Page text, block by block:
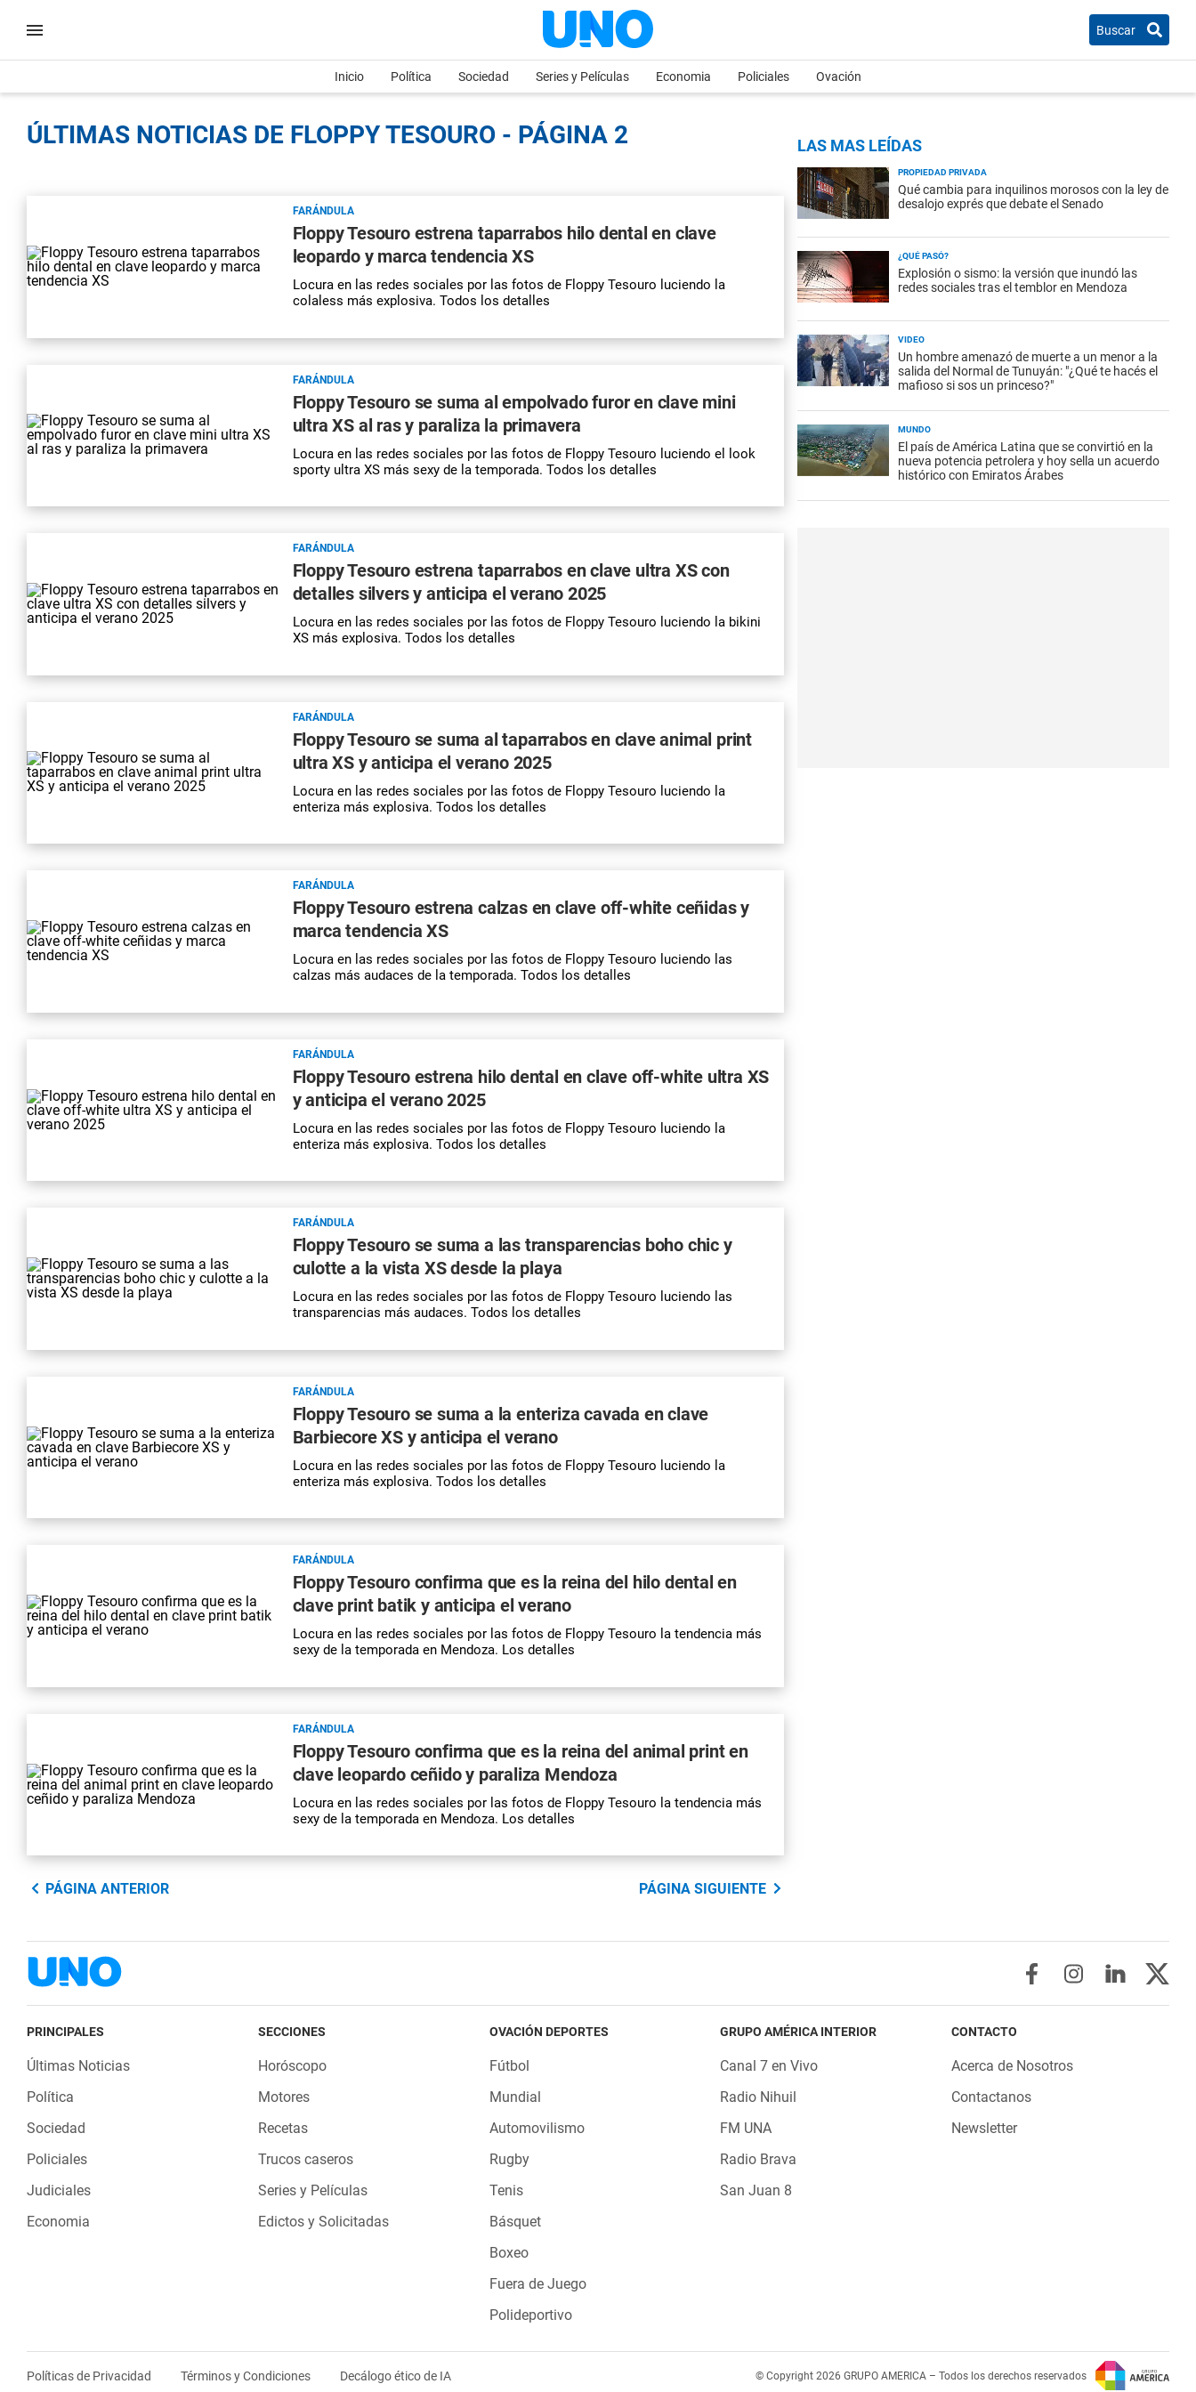
Buscar
Inicio Política Sociedad Series y Películas Economia Policiales Ovación
ÚLTIMAS NOTICIAS DE FLOPPY TESOURO - PÁGINA 2
FARÁNDULA
Floppy Tesouro estrena taparrabos hilo dental en clave
leopardo y marca tendencia XS
Locura en las redes sociales por las fotos de Floppy Tesouro luciendo la
colaless más explosiva. Todos los detalles
FARÁNDULA
Floppy Tesouro se suma al empolvado furor en clave mini
ultra XS al ras y paraliza la primavera
Locura en las redes sociales por las fotos de Floppy Tesouro luciendo el look
sporty ultra XS más sexy de la temporada. Todos los detalles
FARÁNDULA
Floppy Tesouro estrena taparrabos en clave ultra XS con
detalles silvers y anticipa el verano 2025
Locura en las redes sociales por las fotos de Floppy Tesouro luciendo la bikini
XS más explosiva. Todos los detalles
FARÁNDULA
Floppy Tesouro se suma al taparrabos en clave animal print
ultra XS y anticipa el verano 2025
Locura en las redes sociales por las fotos de Floppy Tesouro luciendo la
enteriza más explosiva. Todos los detalles
FARÁNDULA
Floppy Tesouro estrena calzas en clave off-white ceñidas y
marca tendencia XS
Locura en las redes sociales por las fotos de Floppy Tesouro luciendo las
calzas más audaces de la temporada. Todos los detalles
FARÁNDULA
Floppy Tesouro estrena hilo dental en clave off-white ultra XS
y anticipa el verano 2025
Locura en las redes sociales por las fotos de Floppy Tesouro luciendo la
enteriza más explosiva. Todos los detalles
FARÁNDULA
Floppy Tesouro se suma a las transparencias boho chic y
culotte a la vista XS desde la playa
Locura en las redes sociales por las fotos de Floppy Tesouro luciendo las
transparencias más audaces. Todos los detalles
FARÁNDULA
Floppy Tesouro se suma a la enteriza cavada en clave
Barbiecore XS y anticipa el verano
Locura en las redes sociales por las fotos de Floppy Tesouro luciendo la
enteriza más explosiva. Todos los detalles
FARÁNDULA
Floppy Tesouro confirma que es la reina del hilo dental en
clave print batik y anticipa el verano
Locura en las redes sociales por las fotos de Floppy Tesouro la tendencia más
sexy de la temporada en Mendoza. Los detalles
FARÁNDULA
Floppy Tesouro confirma que es la reina del animal print en
clave leopardo ceñido y paraliza Mendoza
Locura en las redes sociales por las fotos de Floppy Tesouro la tendencia más
sexy de la temporada en Mendoza. Los detalles
PÁGINA ANTERIOR PÁGINA SIGUIENTE
LAS MAS LEÍDAS
PROPIEDAD PRIVADA
Qué cambia para inquilinos morosos con la ley de
desalojo exprés que debate el Senado
¿QUÉ PASÓ?
Explosión o sismo: la versión que inundó las
redes sociales tras el temblor en Mendoza
VIDEO
Un hombre amenazó de muerte a un menor a la
salida del Normal de Tunuyán: "¿Qué te hacés el
mafioso si sos un princeso?"
MUNDO
El país de América Latina que se convirtió en la
nueva potencia petrolera y hoy sella un acuerdo
histórico con Emiratos Árabes
PRINCIPALES
Últimas Noticias
Política
Sociedad
Policiales
Judiciales
Economia
SECCIONES
Horóscopo
Motores
Recetas
Trucos caseros
Series y Películas
Edictos y Solicitadas
OVACIÓN DEPORTES
Fútbol
Mundial
Automovilismo
Rugby
Tenis
Básquet
Boxeo
Fuera de Juego
Polideportivo
GRUPO AMÉRICA INTERIOR
Canal 7 en Vivo
Radio Nihuil
FM UNA
Radio Brava
San Juan 8
CONTACTO
Acerca de Nosotros
Contactanos
Newsletter
Políticas de Privacidad Términos y Condiciones Decálogo ético de IA © Copyright 2026 GRUPO AMERICA – Todos los derechos reservados